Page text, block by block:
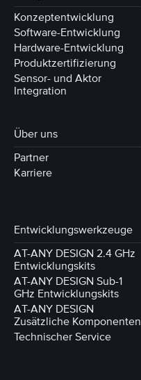
Konzeptentwicklung
Software-Entwicklung
Hardware-Entwicklung
Produktzertifizierung
Sensor- und Aktor
Integration
Über uns
Partner
Karriere
Entwicklungswerkzeuge
AT-ANY DESIGN 2.4 GHz
Entwicklungskits
AT-ANY DESIGN Sub-1
GHz Entwicklungskits
AT-ANY DESIGN
Zusätzliche Komponenten
Technischer Service